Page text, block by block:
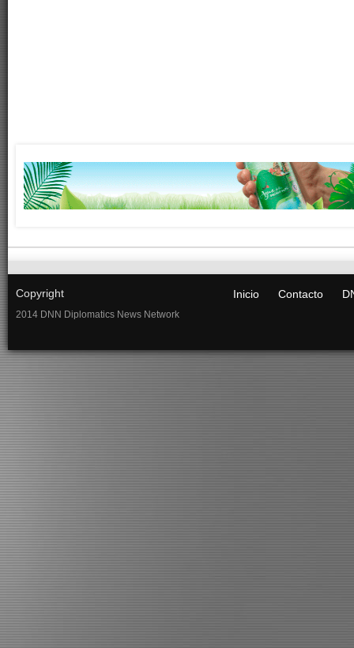
Copyright
2014 DNN Diplomatics News Network
Inicio Contacto